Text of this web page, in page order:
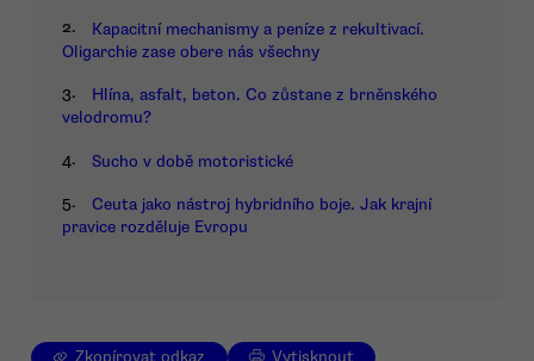
2.
Kapacitní mechanismy a peníze z rekultivací.
Oligarchie zase obere nás všechny
3.
Hlína, asfalt, beton. Co zůstane z brněnského
velodromu?
4. Sucho v době motoristické
5.
Ceuta jako nástroj hybridního boje. Jak krajní
pravice rozděluje Evropu
Zkopírovat odkaz Vytisknout